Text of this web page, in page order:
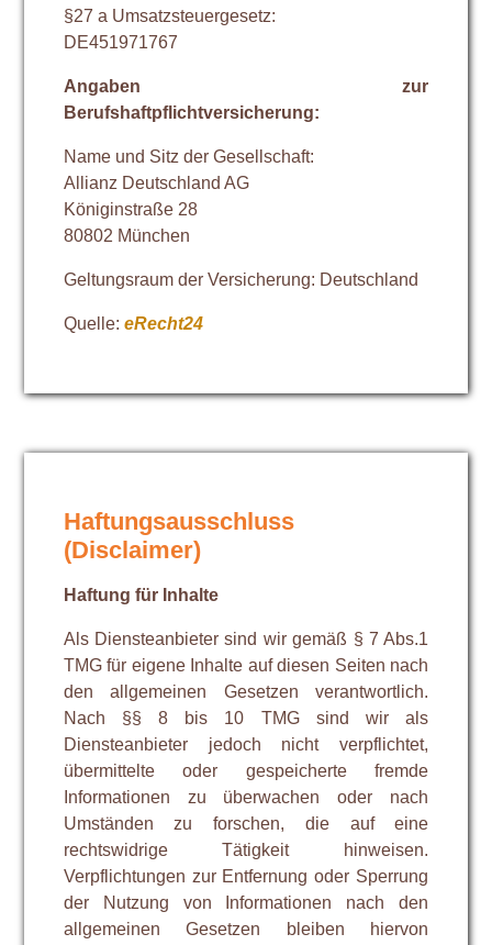
§27 a Umsatzsteuergesetz:
DE451971767
Angaben zur
Berufshaftpflichtversicherung:
Name und Sitz der Gesellschaft:
Allianz Deutschland AG
Königinstraße 28
80802 München
Geltungsraum der Versicherung: Deutschland
Quelle: eRecht24
Haftungsausschluss
(Disclaimer)
Haftung für Inhalte
Als Diensteanbieter sind wir gemäß § 7 Abs.1
TMG für eigene Inhalte auf diesen Seiten nach
den allgemeinen Gesetzen verantwortlich.
Nach §§ 8 bis 10 TMG sind wir als
Diensteanbieter jedoch nicht verpflichtet,
übermittelte oder gespeicherte fremde
Informationen zu überwachen oder nach
Umständen zu forschen, die auf eine
rechtswidrige Tätigkeit hinweisen.
Verpflichtungen zur Entfernung oder Sperrung
der Nutzung von Informationen nach den
allgemeinen Gesetzen bleiben hiervon